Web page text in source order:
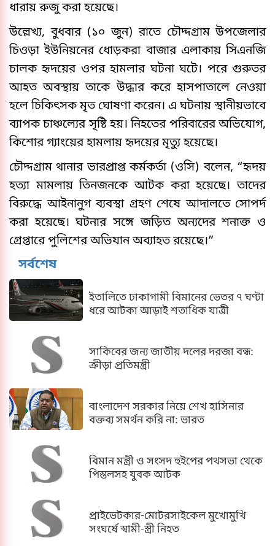
ধারায় রুজু করা হয়েছে।
উল্লেখ্য, বুধবার (১০ জুন) রাতে চৌদ্দগ্রাম উপজেলার
চিওড়া ইউনিয়নের ধোড়করা বাজার এলাকায় সিএনজি
চালক হৃদয়ের ওপর হামলার ঘটনা ঘটে। পরে গুরুতর
আহত অবস্থায় তাকে উদ্ধার করে হাসপাতালে নেওয়া
হলে চিকিৎসক মৃত ঘোষণা করেন। এ ঘটনায় স্থানীয়ভাবে
ব্যাপক চাঞ্চল্যের সৃষ্টি হয়। নিহতের পরিবারের অভিযোগ,
কিশোর গ্যাংয়ের হামলায় হৃদয়ের মৃত্যু হয়েছে।
চৌদ্দগ্রাম থানার ভারপ্রাপ্ত কর্মকর্তা (ওসি) বলেন, “হৃদয়
হত্যা মামলায় তিনজনকে আটক করা হয়েছে। তাদের
বিরুদ্ধে আইনানুগ ব্যবস্থা গ্রহণ শেষে আদালতে সোপর্দ
করা হয়েছে। ঘটনার সঙ্গে জড়িত অন্যদের শনাক্ত ও
গ্রেপ্তারে পুলিশের অভিযান অব্যাহত রয়েছে।”
সর্বশেষ
ইতালিতে ঢাকাগামী বিমানের ভেতর ৭ ঘণ্টা
ধরে আটকা আড়াই শতাধিক যাত্রী
সাকিবের জন্য জাতীয় দলের দরজা বন্ধ:
ক্রীড়া প্রতিমন্ত্রী
বাংলাদেশ সরকার নিয়ে শেখ হাসিনার
বক্তব্য সমর্থন করি না: ভারত
বিমান মন্ত্রী ও সংসদ হুইপের পথসভা থেকে
পিস্তলসহ যুবক আটক
প্রাইভেটকার-মোটরসাইকেল মুখোমুখি
সংঘর্ষে স্বামী-স্ত্রী নিহত